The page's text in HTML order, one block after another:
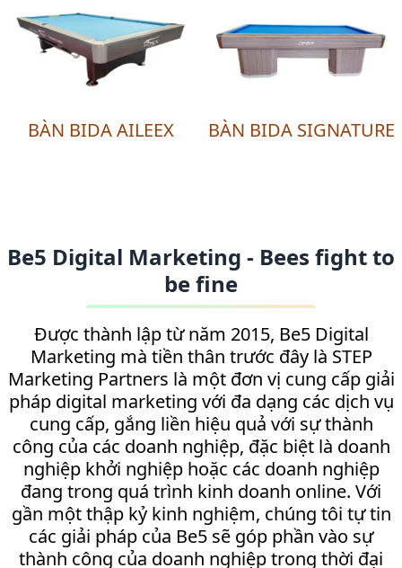
BÀN BIDA AILEEX BÀN BIDA SIGNATURE
Be5 Digital Marketing - Bees fight to
be fine
Được thành lập từ năm 2015, Be5 Digital
Marketing mà tiền thân trước đây là STEP
Marketing Partners là một đơn vị cung cấp giải
pháp digital marketing với đa dạng các dịch vụ
cung cấp, gắng liền hiệu quả với sự thành
công của các doanh nghiệp, đặc biệt là doanh
nghiệp khởi nghiệp hoặc các doanh nghiệp
đang trong quá trình kinh doanh online. Với
gần một thập kỷ kinh nghiệm, chúng tôi tự tin
các giải pháp của Be5 sẽ góp phần vào sự
thành công của doanh nghiệp trong thời đại